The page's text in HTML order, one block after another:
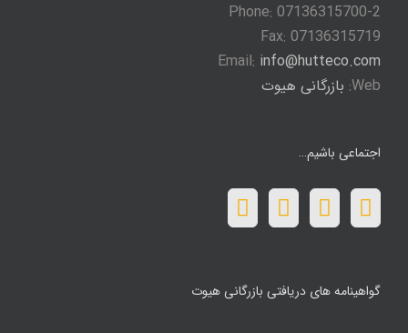
Phone: 07136315700-2
Fax: 07136315719
Email: info@hutteco.com
Web: بازرگانی هیوت
اجتماعی باشیم…
گواهینامه های دریافتی بازرگانی هیوت